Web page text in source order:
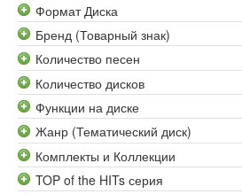
Формат Диска
Бренд (Товарный знак)
Количество песен
Количество дисков
Функции на диске
Жанр (Тематический диск)
Комплекты и Коллекции
TOP of the HITs серия